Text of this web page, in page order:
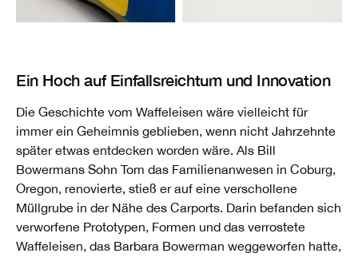
Ein Hoch auf Einfallsreichtum und Innovation
Die Geschichte vom Waffeleisen wäre vielleicht für
immer ein Geheimnis geblieben, wenn nicht Jahrzehnte
später etwas entdecken worden wäre. Als Bill
Bowermans Sohn Tom das Familienanwesen in Coburg,
Oregon, renovierte, stieß er auf eine verschollene
Müllgrube in der Nähe des Carports. Darin befanden sich
verworfene Prototypen, Formen und das verrostete
Waffeleisen, das Barbara Bowerman weggeworfen hatte,